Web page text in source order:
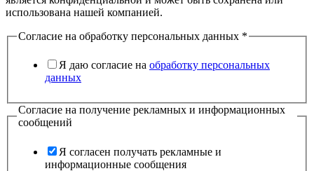
использована нашей компанией.
Согласие на обработку персональных данных *
Я даю согласие на обработку персональных
данных
Согласие на получение рекламных и информационных
сообщений
Я согласен получать рекламные и
информационные сообщения